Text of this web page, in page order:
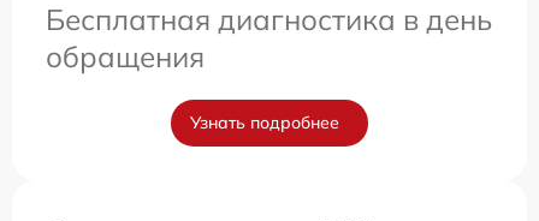
Бесплатная диагностика в день
обращения
Узнать подробнее